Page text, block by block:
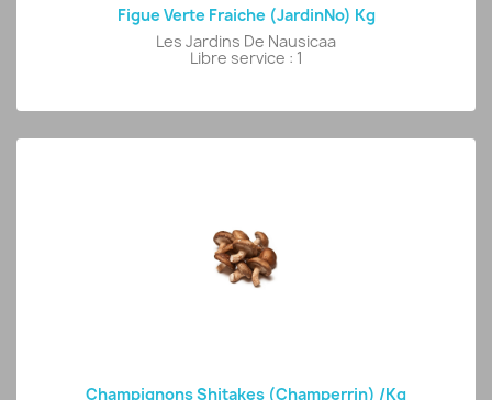
Figue Verte Fraiche (jardinNo) Kg
Les Jardins De Nausicaa
Libre service : 1
Champignons Shitakes (Champerrin) /kg